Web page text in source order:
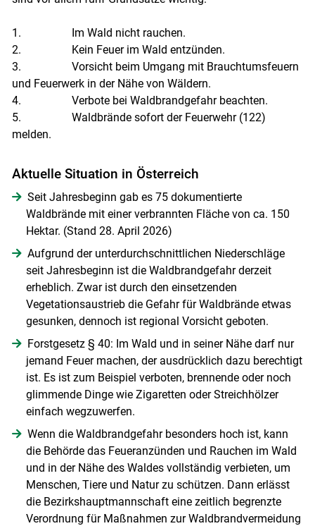
1. Im Wald nicht rauchen.
2. Kein Feuer im Wald entzünden.
3. Vorsicht beim Umgang mit Brauchtumsfeuern
und Feuerwerk in der Nähe von Wäldern.
4. Verbote bei Waldbrandgefahr beachten.
5. Waldbrände sofort der Feuerwehr (122)
melden.
Aktuelle Situation in Österreich
Seit Jahresbeginn gab es 75 dokumentierte
Waldbrände mit einer verbrannten Fläche von ca. 150
Hektar. (Stand 28. April 2026)
Aufgrund der unterdurchschnittlichen Niederschläge
seit Jahresbeginn ist die Waldbrandgefahr derzeit
erheblich. Zwar ist durch den einsetzenden
Vegetationsaustrieb die Gefahr für Waldbrände etwas
gesunken, dennoch ist regional Vorsicht geboten.
Forstgesetz § 40: Im Wald und in seiner Nähe darf nur
jemand Feuer machen, der ausdrücklich dazu berechtigt
ist. Es ist zum Beispiel verboten, brennende oder noch
glimmende Dinge wie Zigaretten oder Streichhölzer
einfach wegzuwerfen.
Wenn die Waldbrandgefahr besonders hoch ist, kann
die Behörde das Feueranzünden und Rauchen im Wald
und in der Nähe des Waldes vollständig verbieten, um
Menschen, Tiere und Natur zu schützen. Dann erlässt
die Bezirkshauptmannschaft eine zeitlich begrenzte
Verordnung für Maßnahmen zur Waldbrandvermeidung